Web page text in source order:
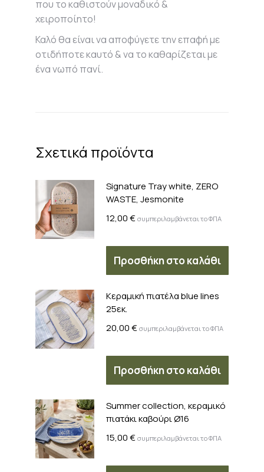
που το καθιστούν μοναδικό &
χειροποίητο!
Καλό θα είναι να αποφύγετε την επαφή με
οτιδήποτε καυτό & να το καθαρίζεται με
ένα νωπό πανί.
Σχετικά προϊόντα
Signature Tray white, ZERO
WASTE, Jesmonite
12,00€ συμπεριλαμβάνεται το ΦΠΑ
Προσθήκη στο καλάθι
Kεραμική πιατέλα blue lines
25εκ.
20,00€ συμπεριλαμβάνεται το ΦΠΑ
Προσθήκη στο καλάθι
Summer collection, κεραμικό
πιατάκι καβούρι Ø16
15,00€ συμπεριλαμβάνεται το ΦΠΑ